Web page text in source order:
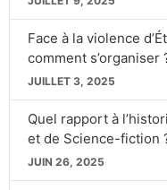
Face à la violence
comment s’organiser
JUILLET 3, 2025
Quel rapport à
et de Science-fiction
JUIN 26, 2025